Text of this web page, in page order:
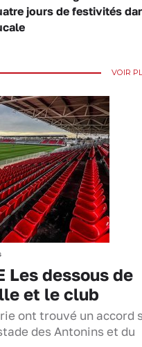
jours de festivités
VOIR
Les dessous de
et le club
ont trouvé un accord
des Antonins et du